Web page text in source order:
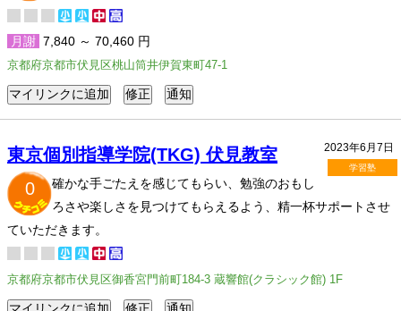
月謝 7,840 ～ 70,460 円
京都府京都市伏見区桃山筒井伊賀東町47-1
2023年6月7日
学習塾
東京個別指導学院(TKG) 伏見教室
0
確かな手ごたえを感じてもらい、勉強のおもし
ろさや楽しさを見つけてもらえるよう、精一杯サポートさせ
ていただきます。
京都府京都市伏見区御香宮門前町184-3 蔵響館(クラシック館) 1F